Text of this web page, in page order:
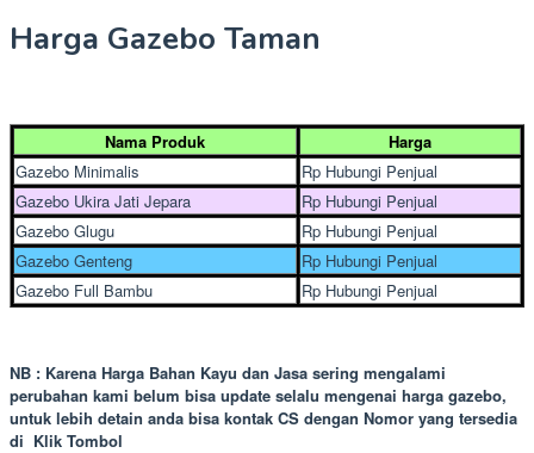
Harga Gazebo Taman
Nama Produk
Harga
Gazebo Minimalis
Rp Hubungi Penjual
Gazebo Ukira Jati Jepara
Rp Hubungi Penjual
Gazebo Glugu
Rp Hubungi Penjual
Gazebo Genteng
Rp Hubungi Penjual
Gazebo Full Bambu
Rp Hubungi Penjual
NB : Karena Harga Bahan Kayu dan Jasa sering mengalami
perubahan kami belum bisa update selalu mengenai harga gazebo,
untuk lebih detain anda bisa kontak CS dengan Nomor yang tersedia
di Klik Tombol